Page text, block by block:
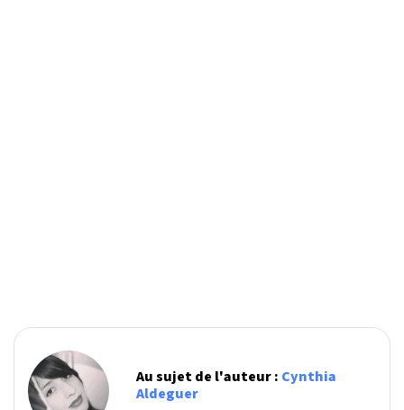
Au sujet de l'auteur : Cynthia
Aldeguer